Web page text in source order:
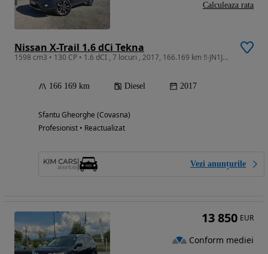
Nissan X-Trail 1.6 dCi Tekna
1598 cm3 • 130 CP • 1.6 dCI , 7 locuri , 2017, 166.169 km !!-JN1JCAT32U0052569
166 169 km Diesel 2017
Sfantu Gheorghe (Covasna)
Profesionist • Reactualizat
Vezi anunțurile
Calculeaza rata
13 850 EUR
Conform mediei